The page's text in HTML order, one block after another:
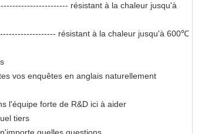
résistant à la chaleur jusqu'à
résistant à la chaleur jusqu'à 600℃
vos enquêtes en anglais naturellement
l'équipe forte de R&D ici à aider
tiers